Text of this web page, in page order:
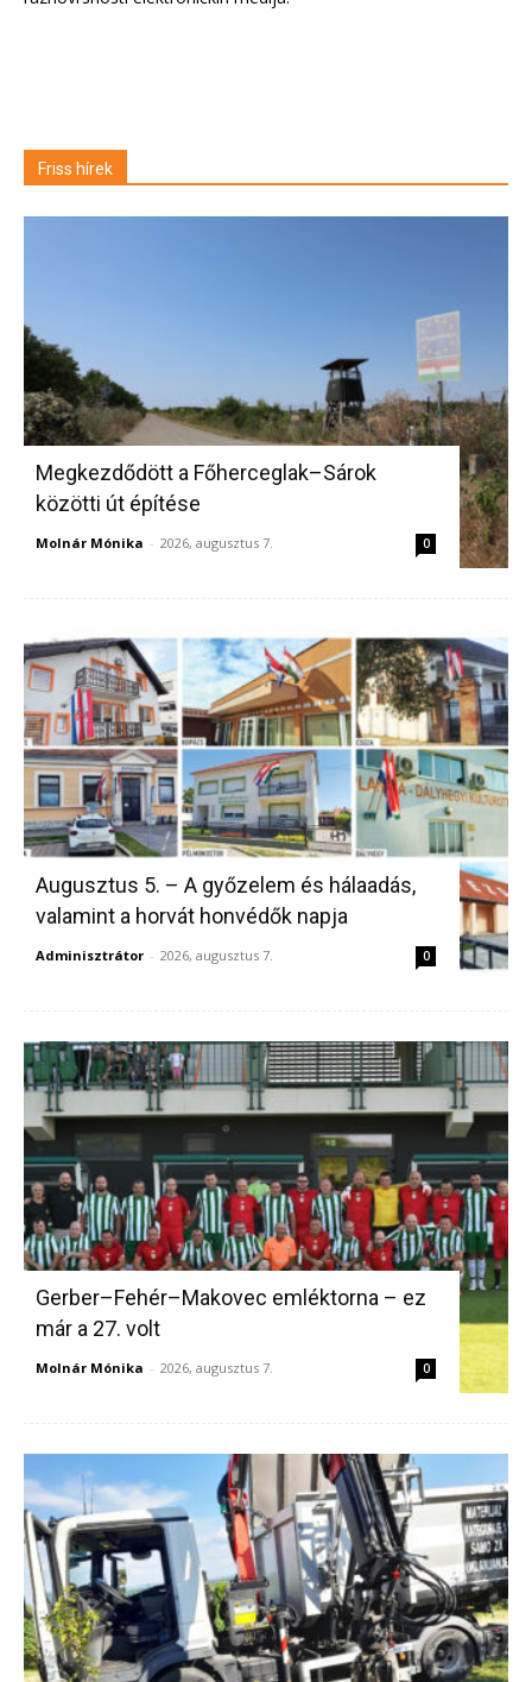
Friss hírek
Megkezdődött a Főherceglak–Sárok
közötti út építése
Molnár Mónika - 2026, augusztus 7. 0
Augusztus 5. – A győzelem és hálaadás,
valamint a horvát honvédők napja
Adminisztrátor - 2026, augusztus 7. 0
Gerber–Fehér–Makovec emléktorna – ez
már a 27. volt
Molnár Mónika - 2026, augusztus 7. 0